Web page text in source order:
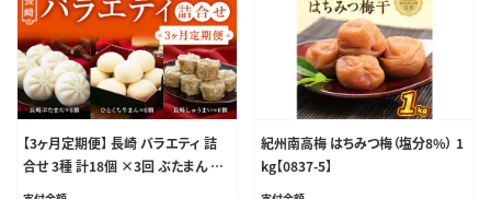
【3ヶ月定期便】 長崎 バラエティ 詰
合せ 3種 計18個 ×3回 ぶたまん し
ゅうまい 牛まん【FT12】
紀州南高梅 はちみつ梅（塩分8%） 1
kg【0837-5】